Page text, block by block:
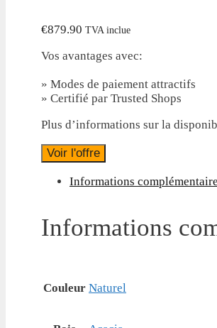
€879.90 TVA inclue
Vos avantages avec:
» Modes de paiement attractifs
» Certifié par Trusted Shops
Plus d’informations sur la
Voir l'offre
Informations
Informations
Couleur Naturel